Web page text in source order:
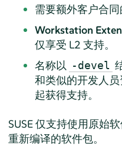
需要额外客户合同
Workstation
仅享受 L2 支持。
名称以 -devel
和类似的开发人
起获得支持。
SUSE 仅支持使用原始
重新编译的软件包。